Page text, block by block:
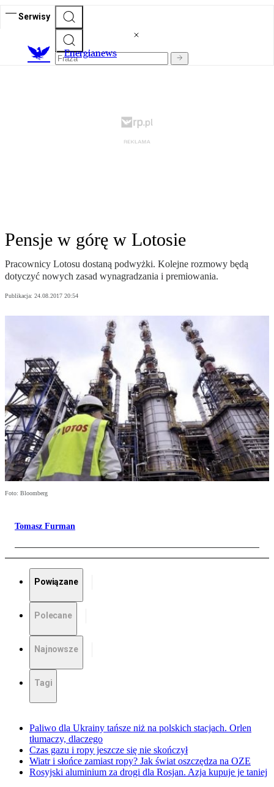
Serwisy
Energianews
Pensje w górę w Lotosie
Pracownicy Lotosu dostaną podwyżki. Kolejne rozmowy będą
dotyczyć nowych zasad wynagradzania i premiowania.
Publikacja: 24.08.2017 20:54
Foto: Bloomberg
Tomasz Furman
Powiązane
Polecane
Najnowsze
Tagi
Paliwo dla Ukrainy tańsze niż na polskich stacjach. Orlen
tłumaczy, dlaczego
Czas gazu i ropy jeszcze się nie skończył
Wiatr i słońce zamiast ropy? Jak świat oszczędza na OZE
Rosyjski aluminium za drogi dla Rosjan. Azja kupuje je taniej